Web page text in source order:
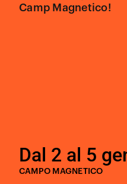
Camp Magnetico!
Dal 2 al 5
CAMPO MAGNETICO